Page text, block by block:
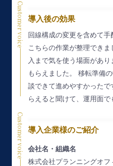
Customer voice 導入後の効果
回線構成の変更を含めて手
こちらの作業が整理できま
入まで気を使う場面があ
もらえました。
移転準備
談できて進めやすかったで
らえると聞けて、運用面で
Customer voice 導入企業様のご紹介
会社名・組織名
株式会社プランニングオフ